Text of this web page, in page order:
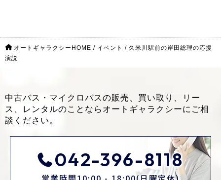
オートギャラクシーHOME / イベント / 久米川駅前の岸田総理の応援
演説
中古バス・マイクロバスの販売、買い取り、リー
ス、レンタルのことなら オートギャラクシーにご相
談ください。
042-396-8118